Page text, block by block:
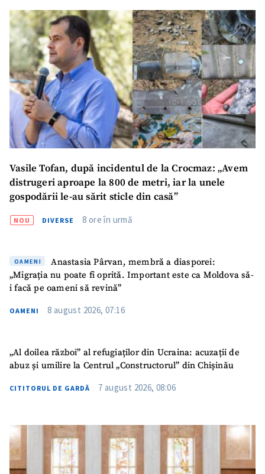
SUSȚINE
Vasile Tofan, după incidentul de la Crocmaz: „Avem
distrugeri aproape la 800 de metri, iar la unele
gospodării le-au sărit sticle din casă”
NOU DIVERSE 8 ore în urmă
OAMENI
Anastasia Pârvan, membră a diasporei:
„Migrația nu poate fi oprită. Important este ca Moldova să-
i facă pe oameni să revină”
OAMENI 8 august 2026, 07:16
„Al doilea război” al refugiaților din Ucraina: acuzații de
abuz și umilire la Centrul „Constructorul” din Chișinău
CITITORUL DE GARDĂ 7 august 2026, 08:06
Telefon
+ Telefon personal
Am citit și sunt de
acord cupolitica de
confidențialitate.
TRIMITE ȘTIREA